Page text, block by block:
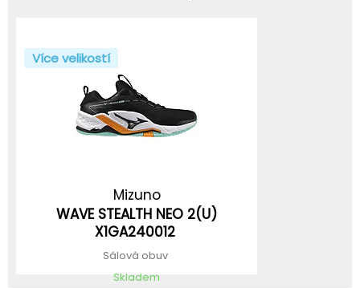
Více velikostí
Mizuno
WAVE STEALTH NEO 2(U)
X1GA240012
Sálová obuv
Skladem